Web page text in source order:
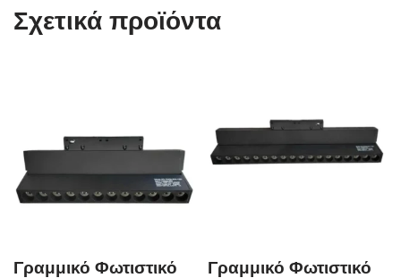
Σχετικά προϊόντα
Γραμμικό Φωτιστικό
Γραμμικό Φωτιστικό